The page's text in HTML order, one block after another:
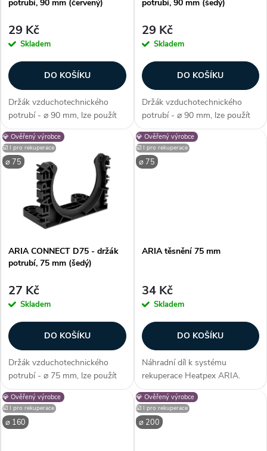
p
r
o
d
u
k
p
r
o
d
u
ů
potrubí, 90 mm (červený)
29 Kč
Skladem
DO KOŠÍKU
Držák vzduchotechnického
potrubí - ⌀ 90 mm, lze použít
pro potrubí ADURO, šetrné k
potrubí, snadná montáž na
stěnu/strop, plast, jednoduchý
spoj, červená barva, instalace
pomocí...
potrubí, 90 mm (šedý)
29 Kč
Skladem
DO KOŠÍKU
Držák vzduchotechnického
potrubí - ⌀ 90 mm, lze použít
pro potrubí ADURO, šetrné k
potrubí, snadná montáž na
stěnu/strop, plast, jednoduchý
spoj, šedá barva, instalace
💎 Ověřený výrobce
⌀ 75
☑️ I pro rekuperace
ARIA CONNECT D75 - držák
potrubí, 75 mm (šedý)
27 Kč
Skladem
DO KOŠÍKU
Držák vzduchotechnického
potrubí - ⌀ 75 mm, lze použít
pro potrubí ADURO, šetrné k
potrubí, snadná montáž na
stěnu/strop, plast, jednoduchý
spoj, šedá barva, instalace
💎 Ověřený výrobce
⌀ 75
☑️ I pro rekuperace
ARIA těsnění 75 mm
34 Kč
Skladem
DO KOŠÍKU
Náhradní díl k systému
rekuperace Heatpex ARIA.
Těsnění o průměru 75mm
zajišťuje vysokou úroveň
těsnosti systému. Zákazníci
často dokupují...
💎 Ověřený výrobce
⌀ 160
☑️ I pro rekuperace
💎 Ověřený výrobce
⌀ 200
☑️ I pro rekuperace